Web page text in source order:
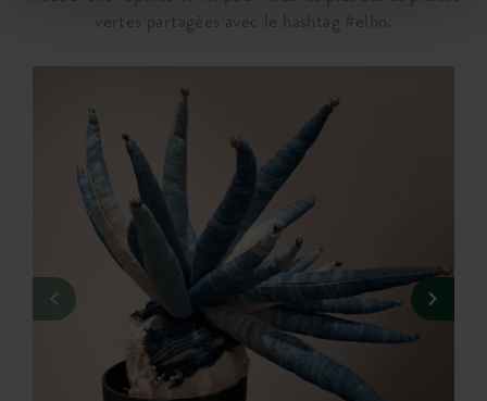
vertes partagées avec le hashtag #elho.